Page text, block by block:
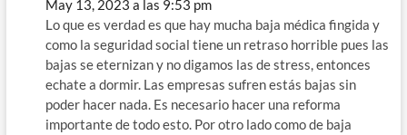
May 13, 2023 a las 9:53 pm
Lo que es verdad es que hay mucha baja médica fingida y
como la seguridad social tiene un retraso horrible pues las
bajas se eternizan y no digamos las de stress, entonces
echate a dormir. Las empresas sufren estás bajas sin
poder hacer nada. Es necesario hacer una reforma
importante de todo esto. Por otro lado como de baja